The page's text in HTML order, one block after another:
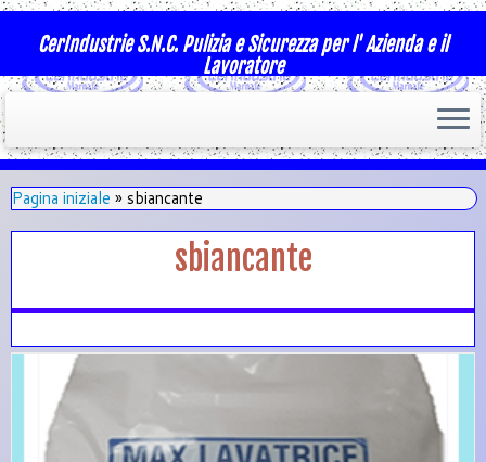
CerIndustrie S.N.C. Pulizia e Sicurezza per l' Azienda e il
Lavoratore
Pagina iniziale » sbiancante
sbiancante